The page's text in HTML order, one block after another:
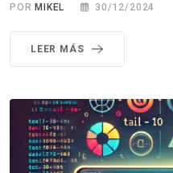
POR MIKEL 30/12/2024
LEER MÁS